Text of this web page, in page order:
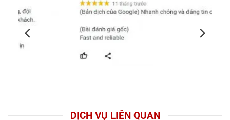
DỊCH VỤ LIÊN QUAN